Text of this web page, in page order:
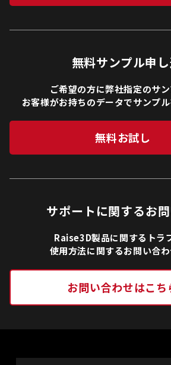
無料サンプル申
ご希望の方に弊社指定のサ
お客様がお持ちのデータでサンプ
無料お試し
サポートに関するお
Raise3D製品に関するトラ
使用方法に関するお問い合
お問い合わせはこち